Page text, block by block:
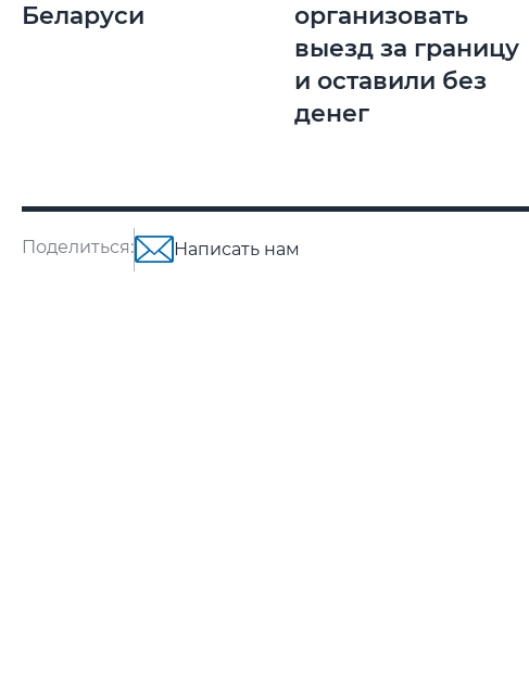
Беларуси
организовать
выезд за границу
и оставили без
денег
Поделиться: Написать нам